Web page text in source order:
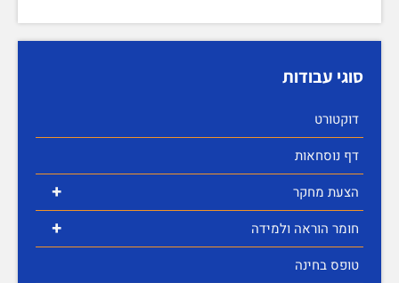
סוגי עבודות
דוקטורט
דף נוסחאות
+ הצעת מחקר
+
חומר הוראה ולמידה
טופס בחינה